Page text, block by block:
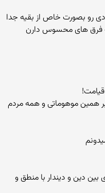
رو بصورت خاص از بقیه جدا
فرق های محسوس دارن
موهوماتی و همه مردم
دین و دیندار با منطق و